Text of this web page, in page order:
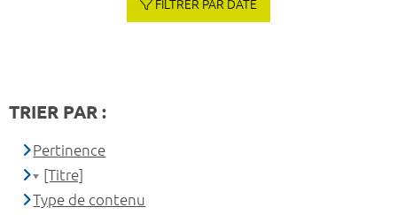
FILTRER PAR DATE
TRIER PAR :
Pertinence
[Titre]
Type de contenu